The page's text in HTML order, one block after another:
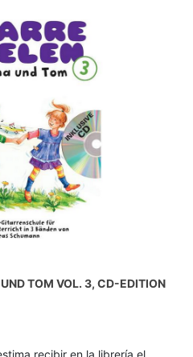
TOM VOL. 3, CD-EDITION
recibir en la librería el